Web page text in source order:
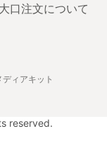
大口注文について
ディアキット
reserved.